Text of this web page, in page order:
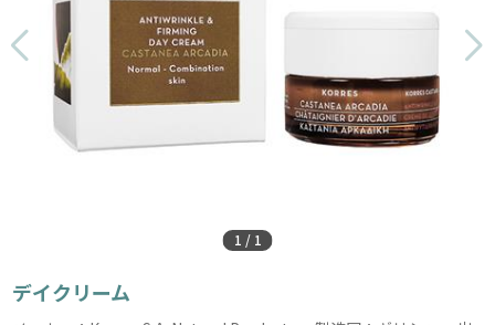
1 / 1
デイクリーム